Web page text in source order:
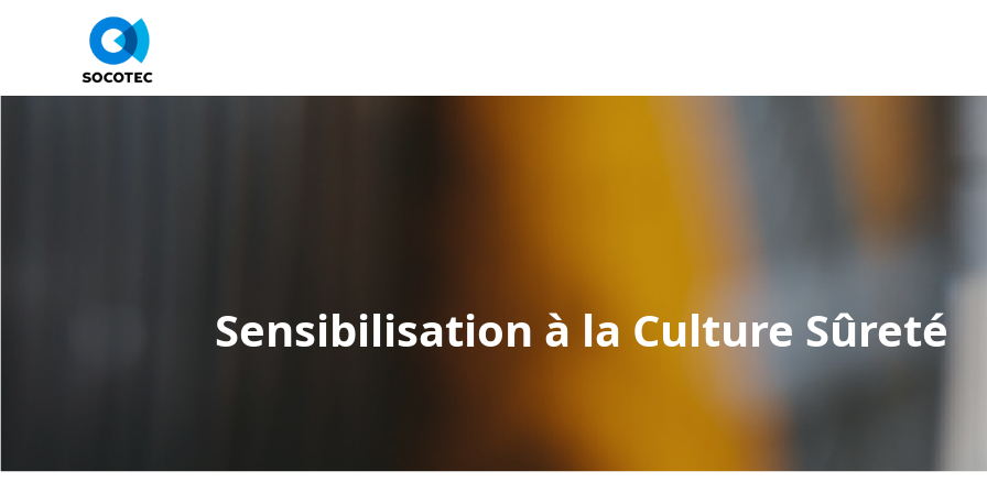
Sensibilisation à la Culture Sûreté